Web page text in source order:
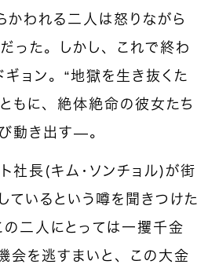
かわれる二人は怒りながら
った。しかし、これで終わ
ギョン。“地獄を生き抜くた
もに、絶体絶命の彼女たち
動き出す—。
長（キム・ソンチョル）が街
ているという噂を聞きつけた
の二人にとっては一攫千金
会を逃すまいと、この大金